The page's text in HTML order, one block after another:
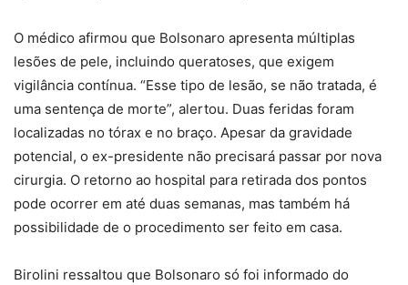
O médico afirmou que Bolsonaro apresenta múltiplas
lesões de pele, incluindo queratoses, que exigem
vigilância contínua. “Esse tipo de lesão, se não tratada, é
uma sentença de morte”, alertou. Duas feridas foram
localizadas no tórax e no braço. Apesar da gravidade
potencial, o ex-presidente não precisará passar por nova
cirurgia. O retorno ao hospital para retirada dos pontos
pode ocorrer em até duas semanas, mas também há
possibilidade de o procedimento ser feito em casa.
Birolini ressaltou que Bolsonaro só foi informado do